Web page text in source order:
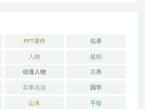
PPT课件 临摹
人物 促织
动漫人物 古典
喜事连连 国学
山水 手绘